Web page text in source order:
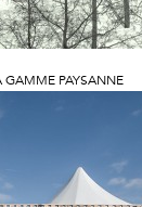
GAMME PAYSANNE